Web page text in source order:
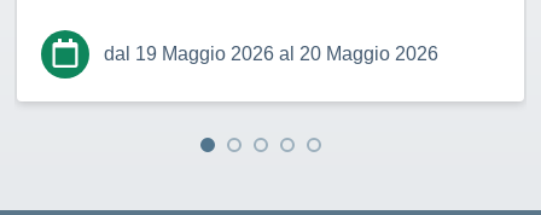
dal 19 Maggio 2026 al 20 Maggio 2026